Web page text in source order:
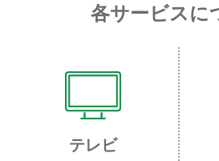
各サービスに
テレビ